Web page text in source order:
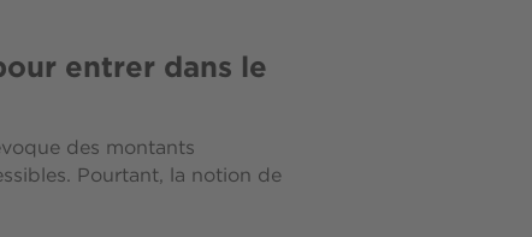
entrer dans le
des montants
Pourtant, la notion de